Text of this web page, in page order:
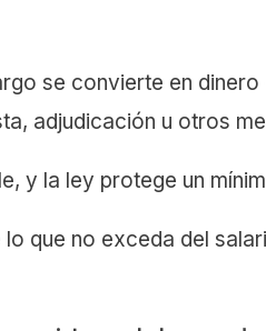
se convierte en
adjudicación u otros
y la ley protege un
lo que no exceda del